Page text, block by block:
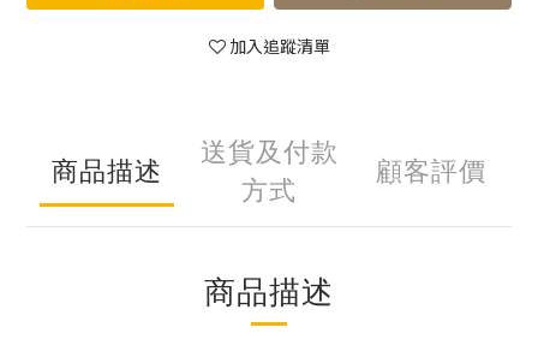
加入追蹤清單
商品描述
送貨及付款
方式
顧客評價
商品描述